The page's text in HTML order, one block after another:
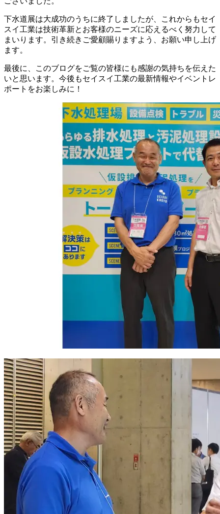
下水道展は大成功のうちに終了しましたが、これからもセイ
スイ工業は技術革新とお客様のニーズに応えるべく努力して
まいります。引き続きご愛顧賜りますよう、お願い申し上げ
ます。
最後に、このブログをご覧の皆様にも感謝の気持ちを伝えた
いと思います。今後もセイスイ工業の最新情報やイベントレ
ポートをお楽しみに！